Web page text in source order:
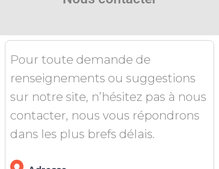
Pour toute demande de
renseignements ou suggestions
sur notre site, n’hésitez pas à nous
contacter, nous vous répondrons
dans les plus brefs délais.